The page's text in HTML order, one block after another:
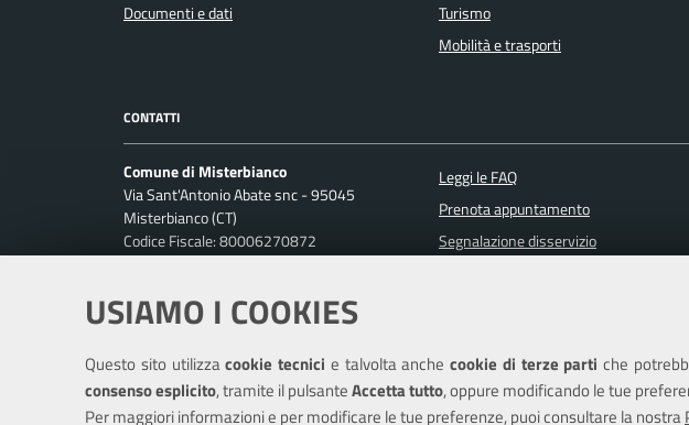
USIAMO I COOKIES
Questo sito utilizzacookie tecnici e talvolta anchecookie di terze parti che
consenso esplicito, tramite il pulsanteAccetta tutto, oppure modificando le tue
Per maggiori informazioni e per modificare le tue preferenze, puoi consultare la nostra
Documenti e dati
Turismo
Mobilità e trasporti
CONTATTI
Comune di Misterbianco
Via Sant'Antonio Abate snc - 95045
Misterbianco (CT)
Codice Fiscale: 80006270872
Ufficio Relazioni con il Pubblico
protocollo.misterbianco@pec.it
Centralino unico: 095-7556200
Leggi le FAQ
Prenota appuntamento
Segnalazione disservizio